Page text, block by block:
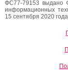
ФС77-79153 выдано
информационных
15 сентября 2020